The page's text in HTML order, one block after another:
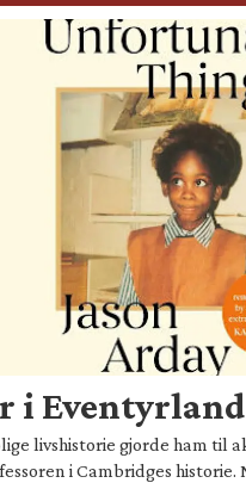
i Eventyrland
livshistorie gjorde ham til
i Cambridges historie.